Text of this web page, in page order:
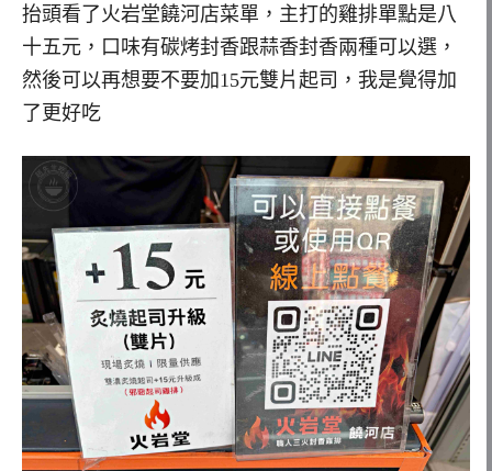
抬頭看了火岩堂饒河店菜單，主打的雞排單點是八
十五元，口味有碳烤封香跟蒜香封香兩種可以選，
然後可以再想要不要加15元雙片起司，我是覺得加
了更好吃